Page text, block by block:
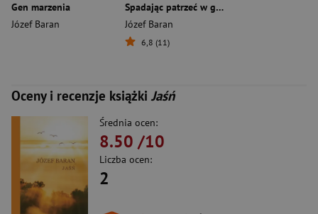
Gen marzenia
Józef Baran
Spadając patrzeć w gwiazdy
Józef Baran
6,8 (11)
Oceny i recenzje książki Jaśń
Średnia ocen:
8.50 /10
Liczba ocen:
2